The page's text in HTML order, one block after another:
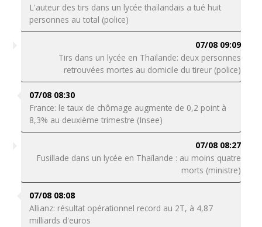
L'auteur des tirs dans un lycée thaïlandais a tué huit
personnes au total (police)
07/08 09:09
Tirs dans un lycée en Thaïlande: deux personnes
retrouvées mortes au domicile du tireur (police)
07/08 08:30
France: le taux de chômage augmente de 0,2 point à
8,3% au deuxième trimestre (Insee)
07/08 08:27
Fusillade dans un lycée en Thaïlande : au moins quatre
morts (ministre)
07/08 08:08
Allianz: résultat opérationnel record au 2T, à 4,87
milliards d'euros